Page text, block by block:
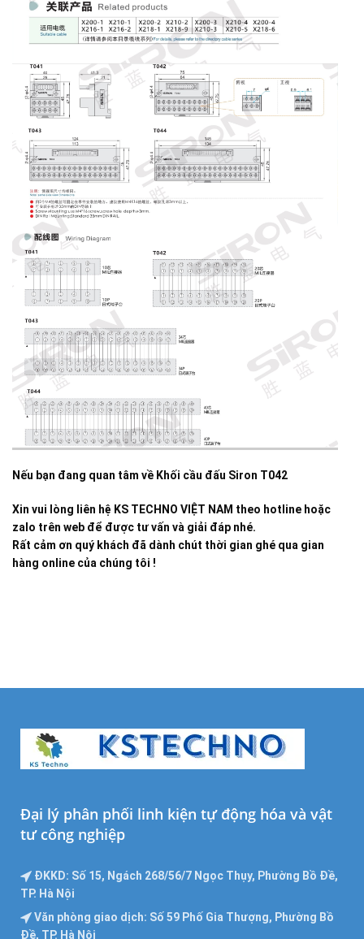
Nếu bạn đang quan tâm về Khối cầu đấu Siron T042
Xin vui lòng liên hệ KS TECHNO VIỆT NAM theo hotline hoặc
zalo trên web để được tư vấn và giải đáp nhé.
Rất cảm ơn quý khách đã dành chút thời gian ghé qua gian
hàng online của chúng tôi !
Đại lý phân phối linh kiện tự động hóa và vật
tư công nghiệp
ĐKKD: Số 15, Ngách 268/56/7 Ngọc Thụy, Phường Bồ Đề,
TP. Hà Nội
Văn phòng giao dịch: Số 59 Phố Gia Thượng, Phường Bồ
Đề, TP. Hà Nội